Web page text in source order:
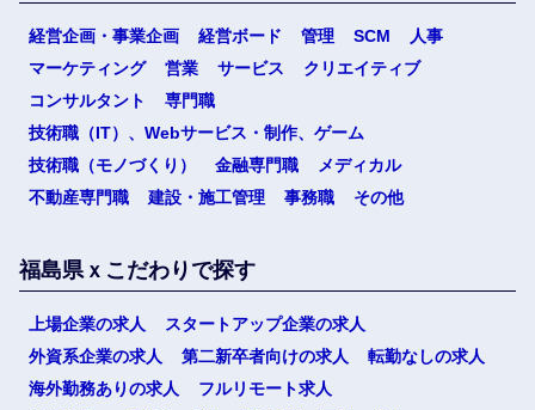
選択する
経営企画・事業企画 経営ボード 管理 SCM
人事
マーケティング
営業 サービス
クリエイティブ
コンサルタント
専門職
技術職（IT）、Webサービス・制作、ゲーム
技術職（モノづくり）
金融専門職
メディカル
不動産専門職
建設・施工管理 事務職 その他
福島県ｘこだわりで探す
上場企業の求人
スタートアップ企業の求人
外資系企業の求人
第二新卒者向けの求人
転勤なしの求人
海外勤務ありの求人
フルリモート求人